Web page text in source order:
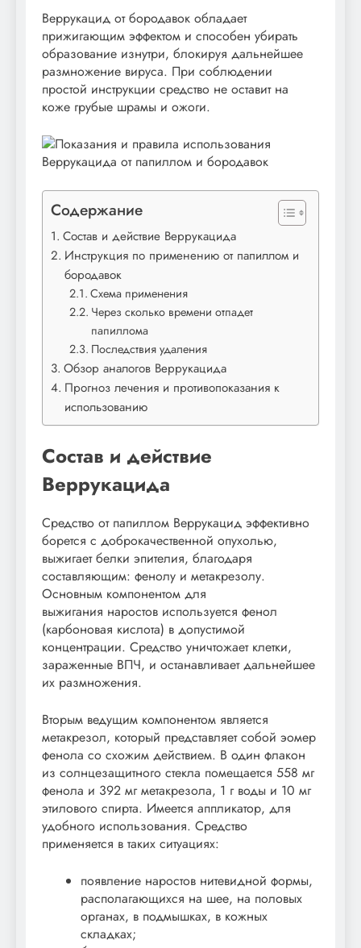
Веррукацид от бородавок обладает
прижигающим эффектом и способен убирать
образование изнутри, блокируя дальнейшее
размножение вируса. При соблюдении
простой инструкции средство не оставит на
коже грубые шрамы и ожоги.
Содержание
Состав и действие Веррукацида
Инструкция по применению от папиллом и
бородавок
Схема применения
Через сколько времени отпадет
папиллома
Последствия удаления
Обзор аналогов Веррукацида
Прогноз лечения и противопоказания к
использованию
Состав и действие
Веррукацида
Средство от папиллом Веррукацид эффективно
борется с доброкачественной опухолью,
выжигает белки эпителия, благодаря
составляющим: фенолу и метакрезолу.
Основным компонентом для
выжигания наростов используется фенол
(карбоновая кислота) в допустимой
концентрации. Средство уничтожает клетки,
зараженные ВПЧ, и останавливает дальнейшее
их размножения.
Вторым ведущим компонентом является
метакрезол, который представляет собой эомер
фенола со схожим действием. В один флакон
из солнцезащитного стекла помещается 558 мг
фенола и 392 мг метакрезола, 1 г воды и 10 мг
этилового спирта. Имеется аппликатор, для
удобного использования. Средство
применяется в таких ситуациях:
появление наростов нитевидной формы,
располагающихся на шее, на половых
органах, в подмышках, в кожных
складках;